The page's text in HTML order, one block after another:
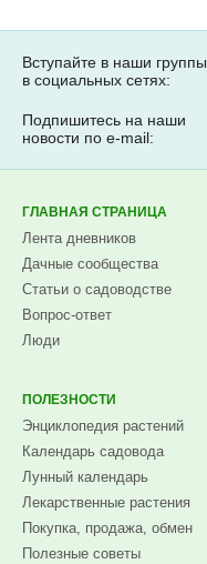
Вступайте в наши группы
в социальных сетях:
Подпишитесь на наши
новости по e-mail:
ГЛАВНАЯ СТРАНИЦА
Лента дневников
Дачные сообщества
Статьи о садоводстве
Вопрос-ответ
Люди
ПОЛЕЗНОСТИ
Энциклопедия растений
Календарь садовода
Лунный календарь
Лекарственные растения
Покупка, продажа, обмен
Полезные советы